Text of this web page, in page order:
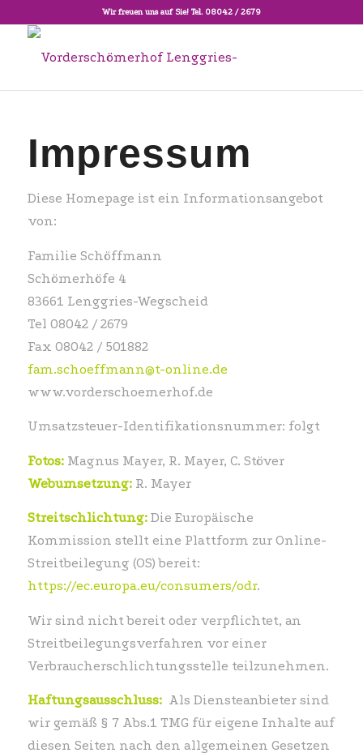
Wir freuen uns auf Sie! Tel. 08042 / 2679
Impressum
Diese Homepage ist ein Informationsangebot
von:
Familie Schöffmann
Schömerhöfe 4
83661 Lenggries-Wegscheid
Tel 08042 / 2679
Fax 08042 / 501882
fam.schoeffmann@t-online.de
www.vorderschoemerhof.de
Umsatzsteuer-Identifikationsnummer: folgt
Fotos:Magnus Mayer, R. Mayer, C. Stöver
Webumsetzung:R. Mayer
Streitschlichtung:Die Europäische
Kommission stellt eine Plattform zur Online-
Streitbeilegung (OS) bereit:
https://ec.europa.eu/consumers/odr.
Wir sind nicht bereit oder verpflichtet, an
Streitbeilegungsverfahren vor einer
Verbraucherschlichtungsstelle teilzunehmen.
Haftungsausschluss: Als Diensteanbieter sind
wir gemäß § 7 Abs.1 TMG für eigene Inhalte auf
diesen Seiten nach den allgemeinen Gesetzen